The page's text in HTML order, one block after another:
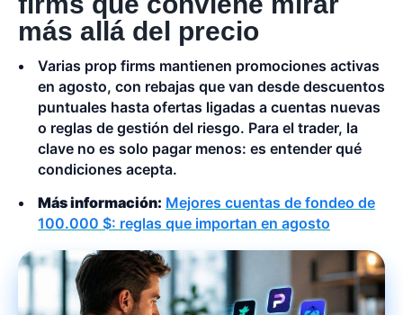
más allá del precio
Varias prop firms mantienen promociones activas
en agosto, con rebajas que van desde descuentos
puntuales hasta ofertas ligadas a cuentas nuevas
o reglas de gestión del riesgo. Para el trader, la
clave no es solo pagar menos: es entender qué
condiciones acepta.
Más información: Mejores cuentas de fondeo de
100.000 $: reglas que importan en agosto